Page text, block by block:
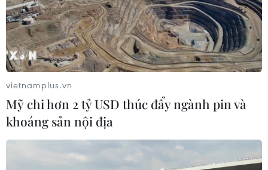
vietnamplus.vn
Mỹ chi hơn 2 tỷ USD thúc đẩy ngành pin và
khoáng sản nội địa